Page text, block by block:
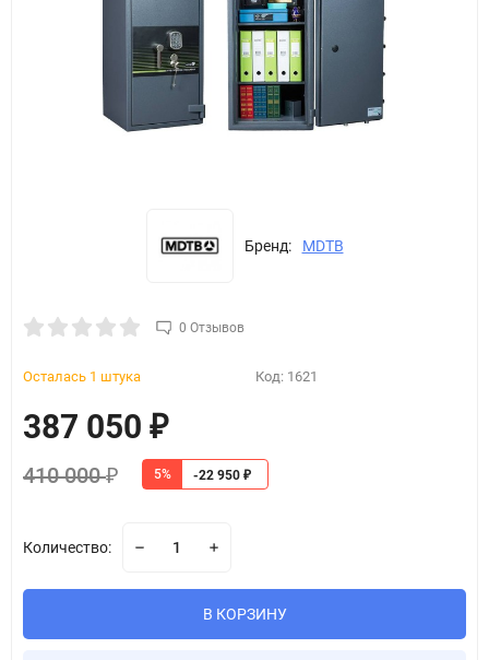
Бренд: MDTB
0 Отзывов
Осталась 1 штука Код: 1621
387 050 ₽
410 000₽ 5% -22 950 ₽
Количество:
В КОРЗИНУ